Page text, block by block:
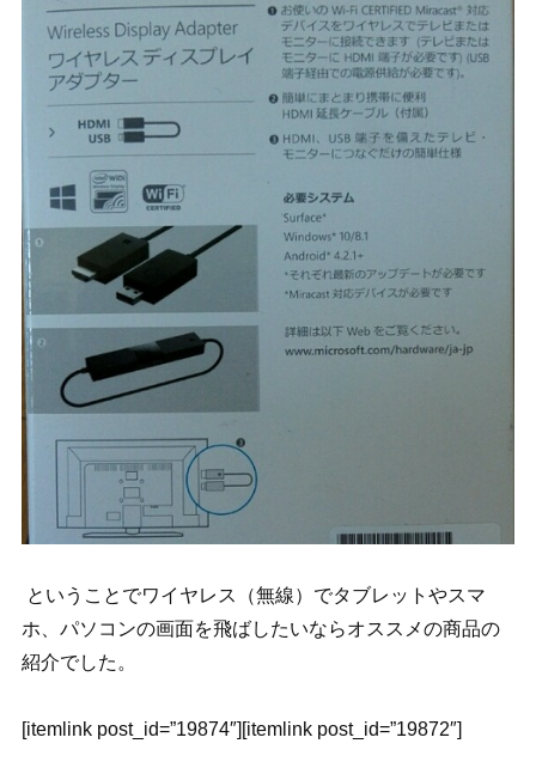
ということでワイヤレス（無線）でタブレットやスマ
ホ、パソコンの画面を飛ばしたいならオススメの商品の
紹介でした。
[itemlink post_id=”19874″][itemlink post_id=”19872″]